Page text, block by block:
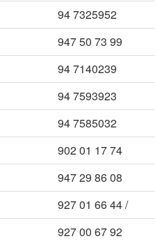
94 7325952
947 50 73 99
94 7140239
94 7593923
94 7585032
902 01 17 74
947 29 86 08
927 01 66 44 /
927 00 67 92